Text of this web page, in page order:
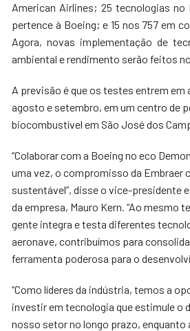
American Airlines; 25 tecnologias no
pertence à Boeing; e 15 nos 757 em
Agora, novas implementação de
ambiental e rendimento serão feitos
A previsão é que os testes entrem em
agosto e setembro, em um centro de
biocombustível em São José dos
“Colaborar com a Boeing no eco
uma vez, o compromisso da Embraer
sustentável”, disse o vice-presidente
da empresa, Mauro Kern. “Ao mesmo
gente integra e testa diferentes
aeronave, contribuímos para
ferramenta poderosa para o
“Como líderes da indústria, temos a
investir em tecnologia que estimule o
nosso setor no longo prazo, enquanto